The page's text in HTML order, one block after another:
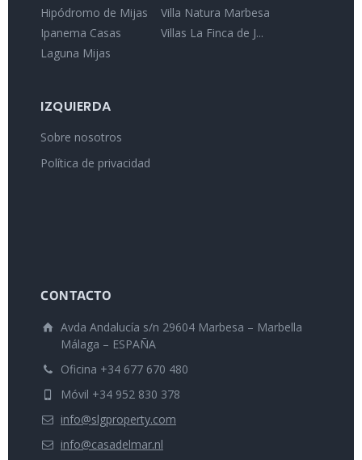
Hipódromo de Mijas
Ipanema Casas
Laguna Mijas
Villa Natura Marbesa
Villas La Finca de J...
IZQUIERDA
Sobre nosotros
Política de privacidad
CONTACTO
Avda Andalucía s/n 29604 Marbesa – Marbella
Málaga – ESPAÑA
Oficina +34 677 670 480
Móvil +34 952 830 378
info@slgproperty.com
info@casadelmar.nl